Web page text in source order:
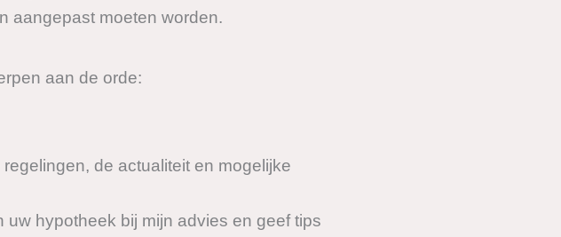
aangepast moeten worden.
aan de orde:
de actualiteit en mogelijke
hypotheek bij mijn advies en geef tips